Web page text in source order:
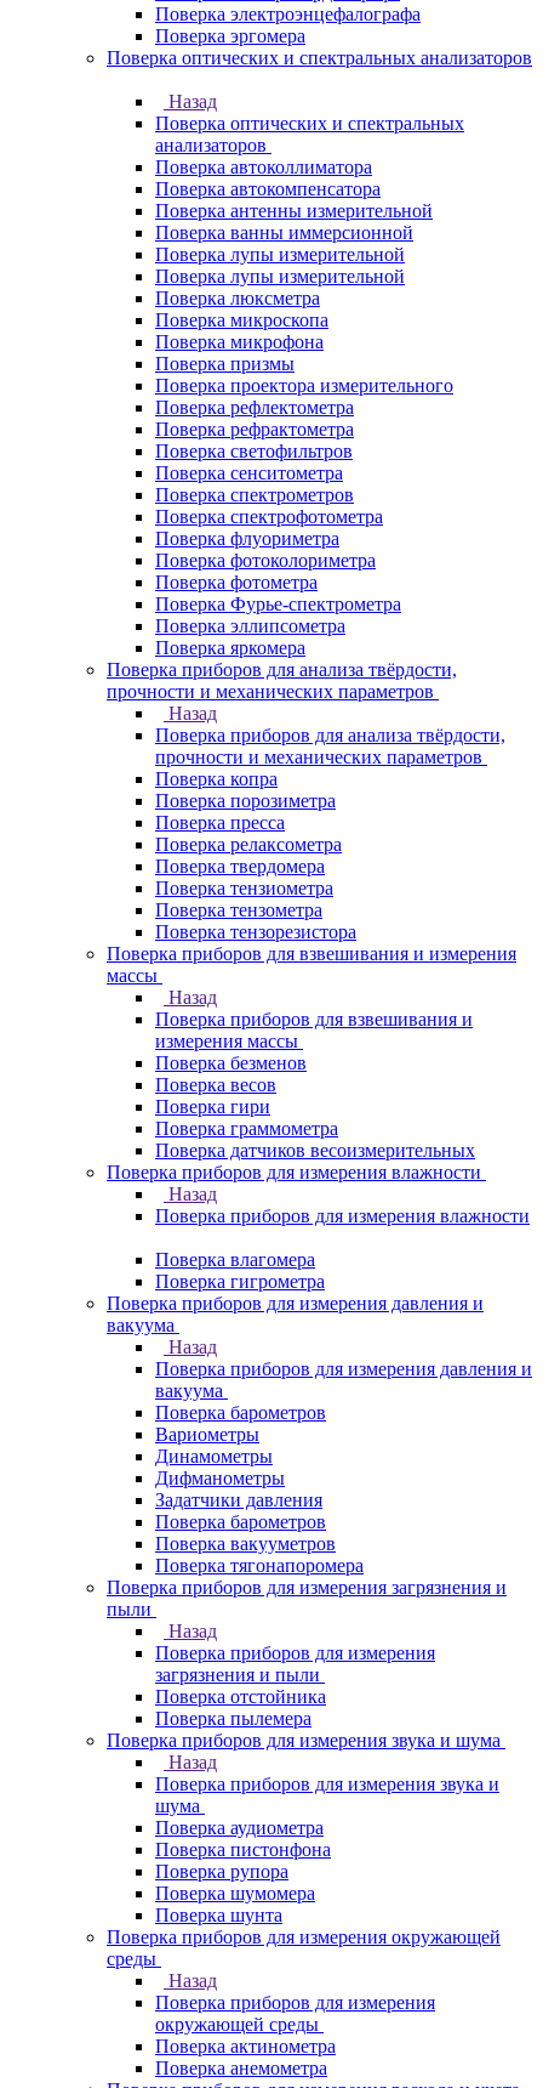
Поверка электроэнцефалографа
Поверка эргомера
Поверка оптических и спектральных анализаторов
Назад
Поверка оптических и спектральных
анализаторов
Поверка автоколлиматора
Поверка автокомпенсатора
Поверка антенны измерительной
Поверка ванны иммерсионной
Поверка лупы измерительной
Поверка лупы измерительной
Поверка люксметра
Поверка микроскопа
Поверка микрофона
Поверка призмы
Поверка проектора измерительного
Поверка рефлектометра
Поверка рефрактометра
Поверка светофильтров
Поверка сенситометра
Поверка спектрометров
Поверка спектрофотометра
Поверка флуориметра
Поверка фотоколориметра
Поверка фотометра
Поверка Фурье-спектрометра
Поверка эллипсометра
Поверка яркомера
Поверка приборов для анализа твёрдости,
прочности и механических параметров
Назад
Поверка приборов для анализа твёрдости,
прочности и механических параметров
Поверка копра
Поверка порозиметра
Поверка пресса
Поверка релаксометра
Поверка твердомера
Поверка тензиометра
Поверка тензометра
Поверка тензорезистора
Поверка приборов для взвешивания и измерения
массы
Назад
Поверка приборов для взвешивания и
измерения массы
Поверка безменов
Поверка весов
Поверка гири
Поверка граммометра
Поверка датчиков весоизмерительных
Поверка приборов для измерения влажности
Назад
Поверка приборов для измерения влажности
Поверка влагомера
Поверка гигрометра
Поверка приборов для измерения давления и
вакуума
Назад
Поверка приборов для измерения давления и
вакуума
Поверка барометров
Вариометры
Динамометры
Дифманометры
Задатчики давления
Поверка барометров
Поверка вакууметров
Поверка тягонапоромера
Поверка приборов для измерения загрязнения и
пыли
Назад
Поверка приборов для измерения
загрязнения и пыли
Поверка отстойника
Поверка пылемера
Поверка приборов для измерения звука и шума
Назад
Поверка приборов для измерения звука и
шума
Поверка аудиометра
Поверка пистонфона
Поверка рупора
Поверка шумомера
Поверка шунта
Поверка приборов для измерения окружающей
среды
Назад
Поверка приборов для измерения
окружающей среды
Поверка актинометра
Поверка анемометра